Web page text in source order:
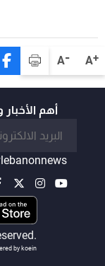
A+
A-
أهم
by koein